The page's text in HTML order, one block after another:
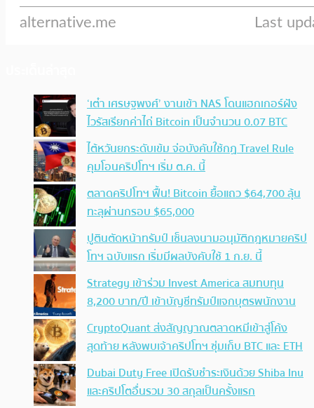
‘เต๋า เศรษฐพงศ์’ งานเข้า NAS โดนแฮกเกอร์ฝัง
ไวรัสเรียกค่าไถ่ Bitcoin เป็นจำนวน 0.07 BTC
ไต้หวันยกระดับเข้ม จ่อบังคับใช้กฏ Travel Rule
คุมโอนคริปโทฯ เริ่ม ต.ค. นี้
ตลาดคริปโทฯ ฟื้น! Bitcoin ยื้อแถว $64,700 ลุ้น
ทะลุผ่านกรอบ $65,000
ปูตินตัดหน้าทรัมป์ เซ็นลงนามอนุมัติกฎหมายคริป
โทฯ ฉบับแรก เริ่มมีผลบังคับใช้ 1 ก.ย. นี้
Strategy เข้าร่วม Invest America สมทบทุน
8,200 บาท/ปี เข้าบัญชีทรัมป์แจกบุตรพนักงาน
CryptoQuant ส่งสัญญาณตลาดหมีเข้าสู่โค้ง
สุดท้าย หลังพบเจ้าคริปโทฯ ซุ่มเก็บ BTC และ ETH
Dubai Duty Free เปิดรับชำระเงินด้วย Shiba Inu
และคริปโตอื่นรวม 30 สกุลเป็นครั้งแรก